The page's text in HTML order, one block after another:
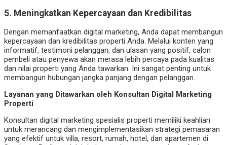
5. Meningkatkan Kepercayaan dan Kredibilitas
Dengan memanfaatkan digital marketing, Anda dapat membangun
kepercayaan dan kredibilitas properti Anda. Melalui konten yang
informatif, testimoni pelanggan, dan ulasan yang positif, calon
pembeli atau penyewa akan merasa lebih percaya pada kualitas
dan nilai properti yang Anda tawarkan. Ini sangat penting untuk
membangun hubungan jangka panjang dengan pelanggan.
Layanan yang Ditawarkan oleh Konsultan Digital Marketing
Properti
Konsultan digital marketing spesialis properti memiliki keahlian
untuk merancang dan mengimplementasikan strategi pemasaran
yang efektif untuk villa, resort, rumah, hotel, dan apartemen di